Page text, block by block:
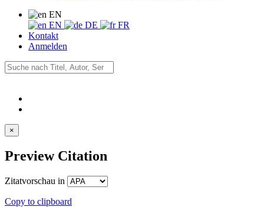
EN
EN
DE
FR
Kontakt
Anmelden
×
Preview Citation
Zitatvorschau in
Copy to clipboard